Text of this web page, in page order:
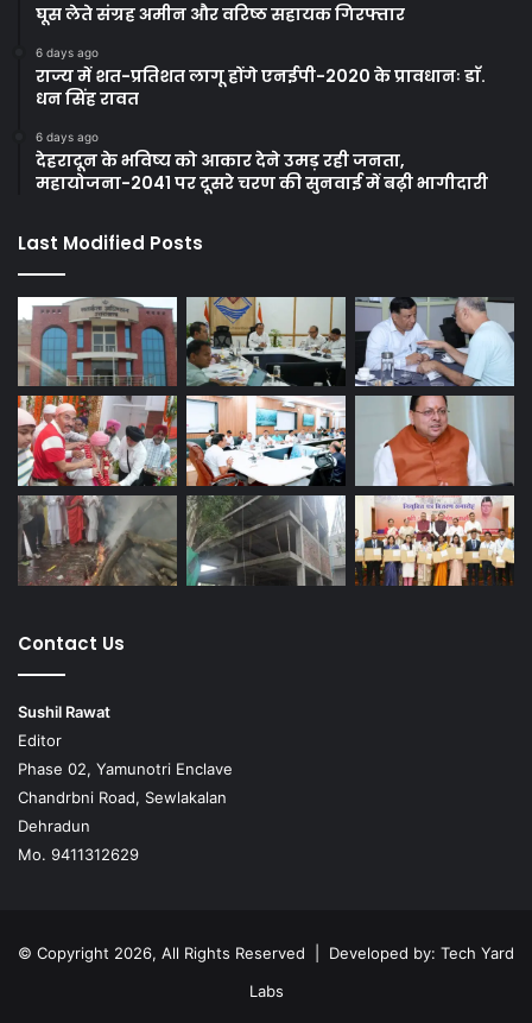
घूस लेते संग्रह अमीन और वरिष्ठ सहायक गिरफ्तार
6 days ago
राज्य में शत-प्रतिशत लागू होंगे एनईपी-2020 के प्रावधानः डाॅ.
धन सिंह रावत
6 days ago
देहरादून के भविष्य को आकार देने उमड़ रही जनता,
महायोजना-2041 पर दूसरे चरण की सुनवाई में बढ़ी भागीदारी
Last Modified Posts
Contact Us
Sushil Rawat
Editor
Phase 02, Yamunotri Enclave
Chandrbni Road, Sewlakalan
Dehradun
Mo. 9411312629
© Copyright 2026, All Rights Reserved | Developed by: Tech Yard
Labs